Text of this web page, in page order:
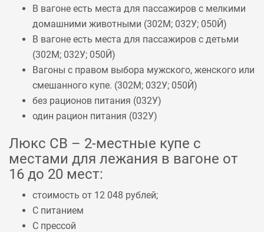
В вагоне есть места для пассажиров с мелкими
домашними животными (302М; 032У; 050Й)
В вагоне есть места для пассажиров с детьми
(302М; 032У; 050Й)
Вагоны с правом выбора мужского, женского или
смешанного купе. (302М; 032У; 050Й)
без рационов питания (032У)
один рацион питания (032У)
Люкс СВ – 2-местные купе с
местами для лежания в вагоне от
16 до 20 мест:
стоимость от 12 048 рублей;
С питанием
С прессой